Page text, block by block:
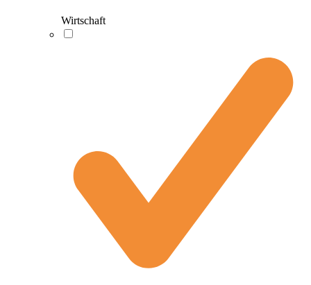
Wirtschaft